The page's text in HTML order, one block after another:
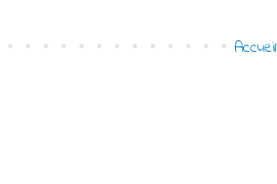
Accueil